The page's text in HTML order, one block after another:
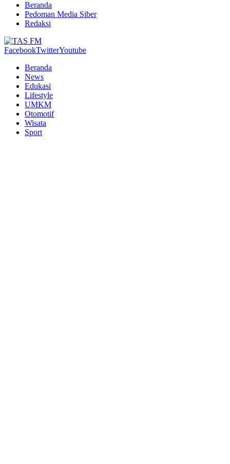
Beranda
Pedoman Media Siber
Redaksi
FacebookTwitterYoutube
Beranda
News
Edukasi
Lifestyle
UMKM
Otomotif
Wisata
Sport